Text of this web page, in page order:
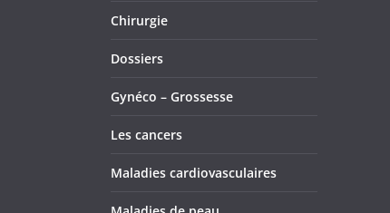
Chirurgie
Dossiers
Gynéco – Grossesse
Les cancers
Maladies cardiovasculaires